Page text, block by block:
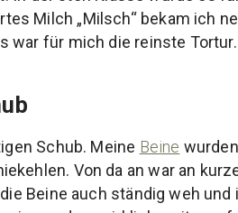
Milch „Milsch“ bekam ich
war für mich die reinste Tortur.
Schub. Meine Beine
Von da an war an
Beine auch ständig weh und